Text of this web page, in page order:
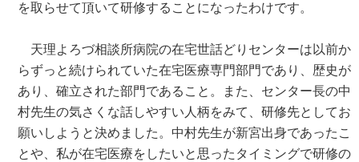
を取らせて頂いて研修することになったわけです。
天理よろづ相談所病院の在宅世話どりセンターは以前か
らずっと続けられていた在宅医療専門部門であり、歴史が
あり、確立された部門であること。また、センター長の中
村先生の気さくな話しやすい人柄をみて、研修先としてお
願いしようと決めました。中村先生が新宮出身であったこ
とや、私が在宅医療をしたいと思ったタイミングで研修の